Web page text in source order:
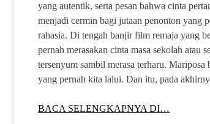
yang autentik, serta pesan bahwa cinta
menjadi cermin bagi jutaan penonton yang
rahasia. Di tengah banjir film remaja yang
pernah merasakan cinta masa sekolah
tersenyum sambil merasa terharu. Mariposa
yang pernah kita lalui. Dan itu, pada
BACA SELENGKAPNYA DI…